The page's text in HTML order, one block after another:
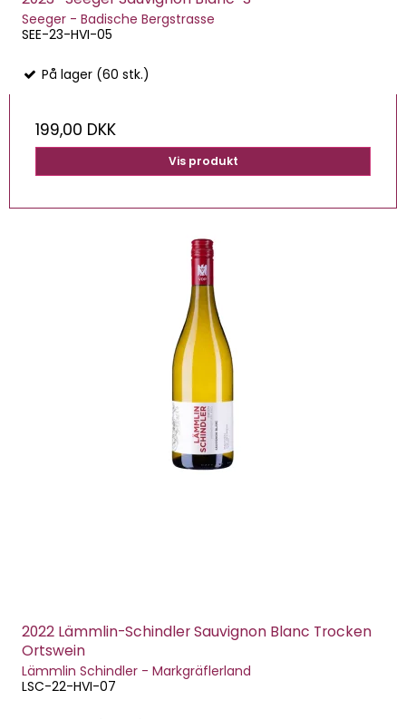
Seeger - Badische Bergstrasse
SEE-23-HVI-05
På lager (60 stk.)
199,00 DKK
Vis produkt
2022 Lämmlin-Schindler Sauvignon Blanc Trocken
Ortswein
Lämmlin Schindler - Markgräflerland
LSC-22-HVI-07